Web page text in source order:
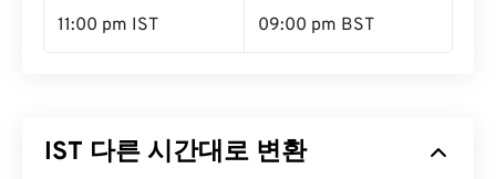
11:00 pm IST 09:00 pm BST
IST 다른 시간대로 변환